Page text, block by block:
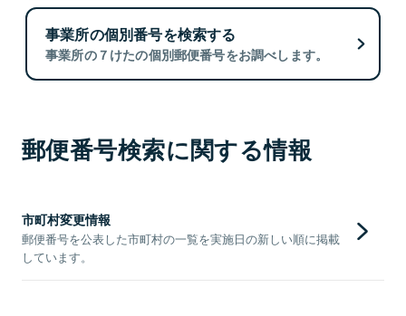
事業所の個別番号を検索する
事業所の７けたの個別郵便番号をお調べします。
郵便番号検索に関する情報
市町村変更情報
郵便番号を公表した市町村の一覧を実施日の新しい順に掲載
しています。